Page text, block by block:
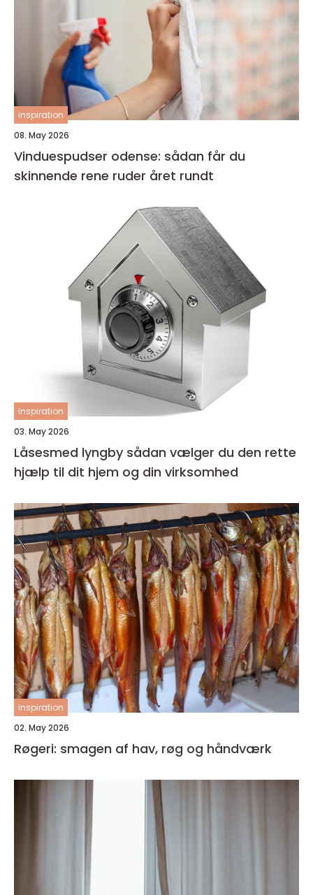
inspiration
08. May 2026
Vinduespudser odense: sådan får du
skinnende rene ruder året rundt
inspiration
03. May 2026
Låsesmed lyngby sådan vælger du den rette
hjælp til dit hjem og din virksomhed
inspiration
02. May 2026
Røgeri: smagen af hav, røg og håndværk